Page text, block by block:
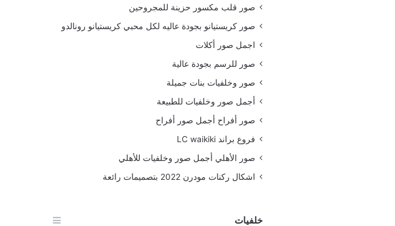
صور قلب مكسور حزينة للمجروحين
صور كريستيانو بجودة عاليه لكل محبي كريستيانو رونالدو
اجمل صور أكلات
صور للرسم بجودة عالية
صور وخلفيات بنات جميلة
أجمل صور وخلفيات للطبيعة
صور أفراح أجمل صور أفراح
فروع براند LC waikiki
صور الأهلي أجمل صور وخلفيات للأهلي
اشكال ركنات مودرن 2022 بتصميمات رائعة
خلفيات